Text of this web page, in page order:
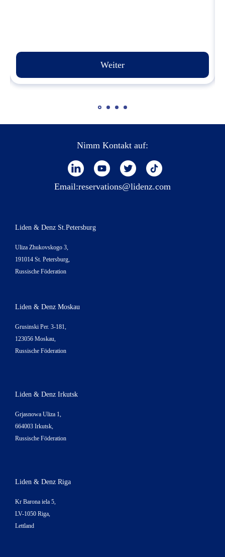
Weiter
Nimm Kontakt auf:
Email:reservations@lidenz.com
Liden & Denz St.Petersburg
Uliza Zhukovskogo 3,
191014 St. Petersburg,
Russische Föderation
Liden & Denz Moskau
Grusinski Per. 3-181,
123056 Moskau,
Russische Föderation
Liden & Denz Irkutsk
Grjasnowa Uliza 1,
664003 Irkutsk,
Russische Föderation
Liden & Denz Riga
Kr Barona iela 5,
LV-1050 Riga,
Lettland